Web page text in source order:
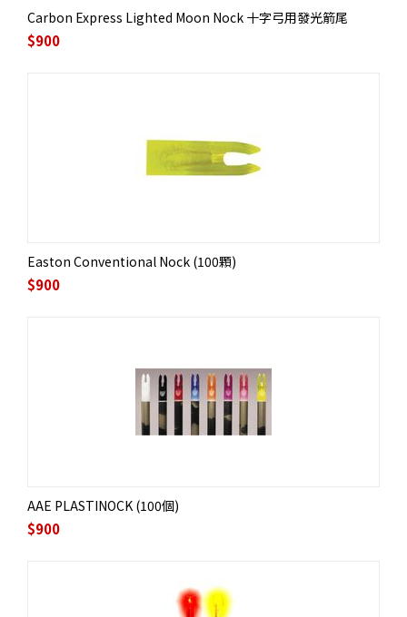
Carbon Express Lighted Moon Nock 十字弓用發光箭尾
$900
Easton Conventional Nock (100顆)
$900
AAE PLASTINOCK (100個)
$900